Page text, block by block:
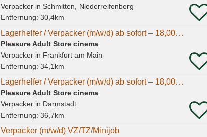
Verpackerin Schmitten, Niederreifenberg
Entfernung: 30,4km
Lagerhelfer / Verpacker (m/w/d) ab sofort – 18,00 € / Std. + Bonus
Pleasure Adult Store cinema
Verpackerin Frankfurt am Main
Entfernung: 34,1km
Lagerhelfer / Verpacker (m/w/d) ab sofort – 18,00 € / Std. + Bonus
Pleasure Adult Store cinema
Verpackerin Darmstadt
Entfernung: 36,7km
Verpacker (m/w/d) VZ/TZ/Minijob